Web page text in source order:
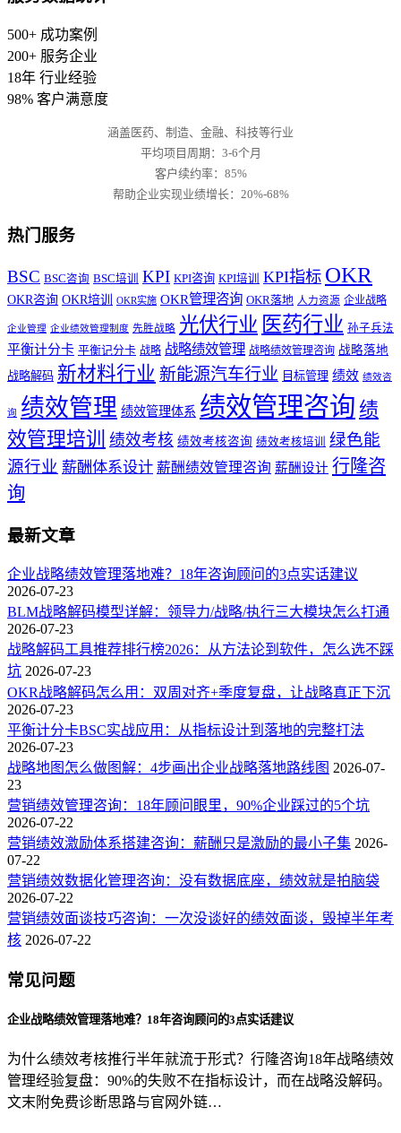
500+ 成功案例
200+ 服务企业
18年 行业经验
98% 客户满意度
涵盖医药、制造、金融、科技等行业
平均项目周期：3-6个月
客户续约率：85%
帮助企业实现业绩增长：20%-68%
热门服务
BSC BSC咨询 BSC培训 KPI KPI咨询 KPI培训 KPI指标 OKR
OKR咨询 OKR培训 OKR实施 OKR管理咨询 OKR落地 人力资源 企业战略
企业管理 企业绩效管理制度 先胜战略 光伏行业 医药行业 孙子兵法
平衡计分卡 平衡记分卡 战略 战略绩效管理 战略绩效管理咨询 战略落地
战略解码 新材料行业 新能源汽车行业 目标管理 绩效 绩效咨
询 绩效管理 绩效管理体系 绩效管理咨询 绩
效管理培训 绩效考核 绩效考核咨询 绩效考核培训
绿色能
源行业 薪酬体系设计 薪酬绩效管理咨询 薪酬设计 行隆咨
询
最新文章
企业战略绩效管理落地难？18年咨询顾问的3点实话建议
2026-07-23
BLM战略解码模型详解：领导力/战略/执行三大模块怎么打通
2026-07-23
战略解码工具推荐排行榜2026：从方法论到软件，怎么选不踩
坑 2026-07-23
OKR战略解码怎么用：双周对齐+季度复盘，让战略真正下沉
2026-07-23
平衡计分卡BSC实战应用：从指标设计到落地的完整打法
2026-07-23
战略地图怎么做图解：4步画出企业战略落地路线图 2026-07-
23
营销绩效管理咨询：18年顾问眼里，90%企业踩过的5个坑
2026-07-22
营销绩效激励体系搭建咨询：薪酬只是激励的最小子集 2026-
07-22
营销绩效数据化管理咨询：没有数据底座，绩效就是拍脑袋
2026-07-22
营销绩效面谈技巧咨询：一次没谈好的绩效面谈，毁掉半年考
核 2026-07-22
常见问题
企业战略绩效管理落地难？18年咨询顾问的3点实话建议
为什么绩效考核推行半年就流于形式？行隆咨询18年战略绩效
管理经验复盘：90%的失败不在指标设计，而在战略没解码。
文末附免费诊断思路与官网外链…